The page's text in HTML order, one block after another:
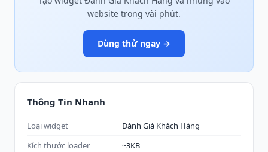
website trong vài phút.
Dùng thử ngay →
Thông Tin Nhanh
Loại widget
Đánh Giá Khách Hàng
Kích thước loader
~3KB